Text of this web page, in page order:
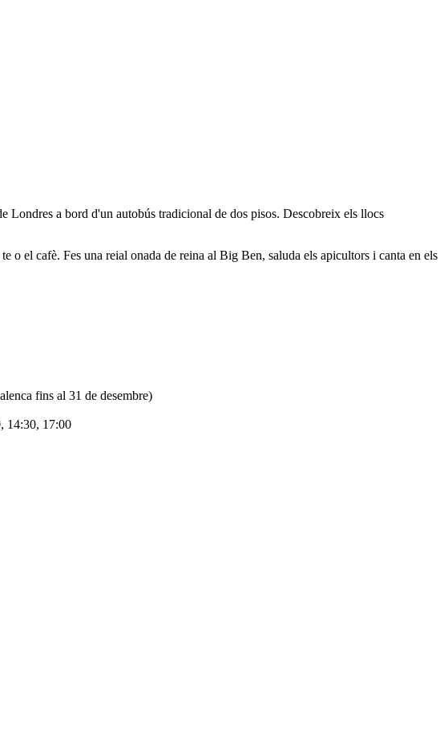
Londres a bord d'un autobús tradicional de dos pisos. Descobreix els llocs
o el cafè. Fes una reial onada de reina al Big Ben, saluda els apicultors i canta en els
fins al 31 de desembre)
14:30, 17:00